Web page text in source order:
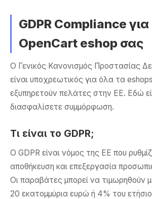
GDPR Compliance για
OpenCart eshop σας
Ο Γενικός Κανονισμός Προστασίας
είναι υποχρεωτικός για όλα τα
εξυπηρετούν πελάτες στην ΕΕ. Εδώ
διασφαλίσετε συμμόρφωση.
Τι είναι το GDPR;
Ο GDPR είναι νόμος της ΕΕ που
αποθήκευση και επεξεργασία
Οι παραβάτες μπορεί να τιμωρηθούν
20 εκατομμύρια ευρώ ή 4% του